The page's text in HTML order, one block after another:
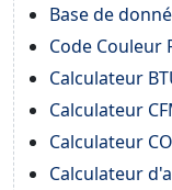
Base de
Code Couleur
Calculateur
Calculateur
Calculateur
Calculateur